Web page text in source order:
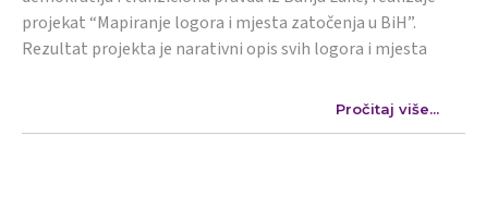
projekat “Mapiranje logora i mjesta zatočenja u BiH”.
Rezultat projekta je narativni opis svih logora i mjesta
Pročitaj više...